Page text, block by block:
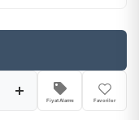
Fiyat Alarmı Favoriler